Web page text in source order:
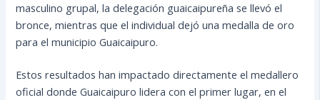
masculino grupal, la delegación guaicaipureña se llevó el
bronce, mientras que el individual dejó una medalla de oro
para el municipio Guaicaipuro.
Estos resultados han impactado directamente el medallero
oficial donde Guaicaipuro lidera con el primer lugar, en el